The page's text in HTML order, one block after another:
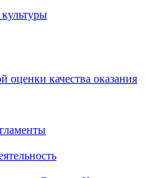
оценки качества оказания